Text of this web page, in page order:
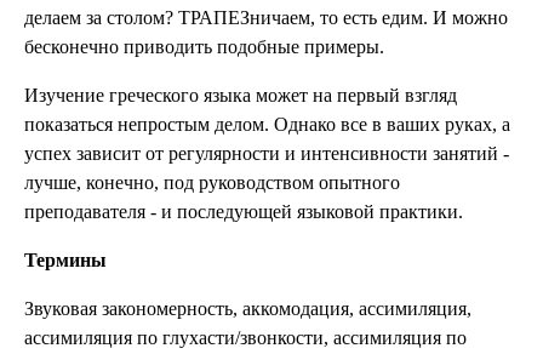
делаем за столом? ТРАПЕЗничаем, то есть едим. И можно
бесконечно приводить подобные примеры.
Изучение греческого языка может на первый взгляд
показаться непростым делом. Однако все в ваших руках, а
успех зависит от регулярности и интенсивности занятий -
лучше, конечно, под руководством опытного
преподавателя - и последующей языковой практики.
Термины
Звуковая закономерность, аккомодация, ассимиляция,
ассимиляция по глухасти/звонкости, ассимиляция по